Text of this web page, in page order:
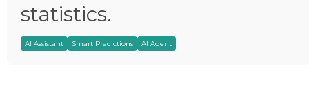
statistics.
AI Assistant Smart Predictions AI Agent